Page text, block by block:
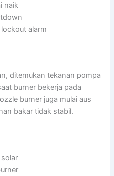
naik
alarm
ditemukan tekanan pompa
burner bekerja pada
burner juga mulai aus
bakar tidak stabil.